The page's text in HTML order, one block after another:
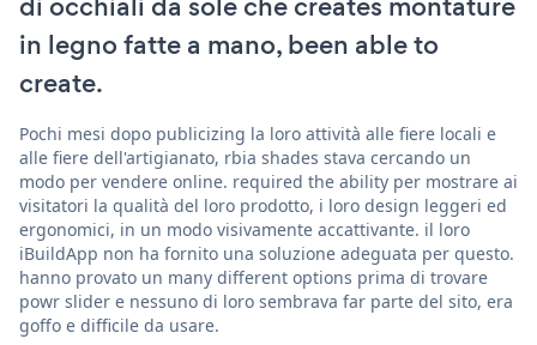
in legno fatte a mano, been able to
create.
Pochi mesi dopo publicizing la loro attività alle fiere locali e
alle fiere dell'artigianato, rbia shades stava cercando un
modo per vendere online. required the ability per mostrare ai
visitatori la qualità del loro prodotto, i loro design leggeri ed
ergonomici, in un modo visivamente accattivante. il loro
iBuildApp non ha fornito una soluzione adeguata per questo.
hanno provato un many different options prima di trovare
powr slider e nessuno di loro sembrava far parte del sito, era
goffo e difficile da usare.